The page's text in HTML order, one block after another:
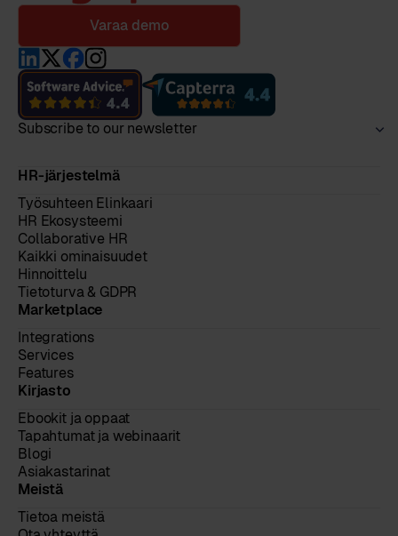
Varaa demo
Subscribe to our newsletter
HR-järjestelmä
Työsuhteen Elinkaari
HR Ekosysteemi
Collaborative HR
Kaikki ominaisuudet
Hinnoittelu
Tietoturva & GDPR
Marketplace
Integrations
Services
Features
Kirjasto
Ebookit ja oppaat
Tapahtumat ja webinaarit
Blogi
Asiakastarinat
Meistä
Tietoa meistä